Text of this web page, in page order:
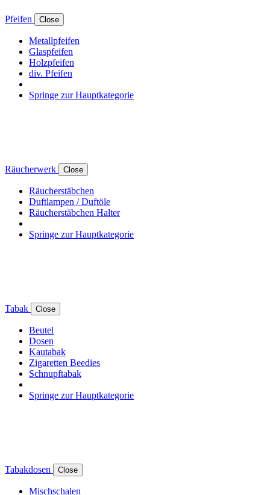
Pfeifen Close
Metallpfeifen
Glaspfeifen
Holzpfeifen
div. Pfeifen
Springe zur Hauptkategorie
Räucherwerk Close
Räucherstäbchen
Duftlampen / Duftöle
Räucherstäbchen Halter
Springe zur Hauptkategorie
Tabak Close
Beutel
Dosen
Kautabak
Zigaretten Beedies
Schnupftabak
Springe zur Hauptkategorie
Tabakdosen Close
Mischschalen